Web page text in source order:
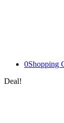
0Shopping
Deal!